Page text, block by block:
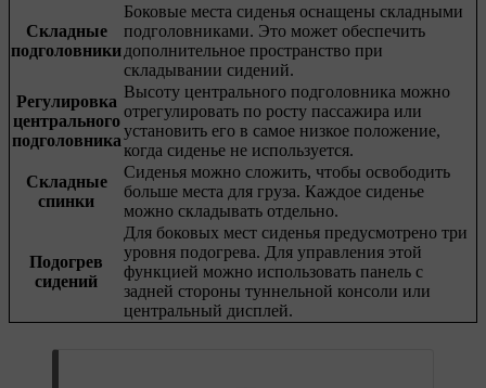
Складные
подголовники
Боковые места сиденья оснащены складными
подголовниками. Это может обеспечить
дополнительное пространство при
складывании сидений.
Регулировка
центрального
подголовника
Высоту центрального подголовника можно
отрегулировать по росту пассажира или
установить его в самое низкое положение,
когда сиденье не используется.
Складные
спинки
Сиденья можно сложить, чтобы освободить
больше места для груза. Каждое сиденье
можно складывать отдельно.
Подогрев
сидений
Для боковых мест сиденья предусмотрено три
уровня подогрева. Для управления этой
функцией можно использовать панель с
задней стороны туннельной консоли или
центральный дисплей.